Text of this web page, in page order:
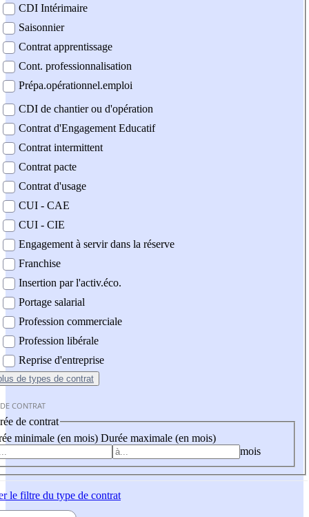
CDI Intérimaire
Saisonnier
Contrat apprentissage
Cont. professionnalisation
Prépa.opérationnel.emploi
CDI de chantier ou d'opération
Contrat d'Engagement Educatif
Contrat intermittent
Contrat pacte
Contrat d'usage
CUI - CAE
CUI - CIE
Engagement à servir dans la réserve
Franchise
Insertion par l'activ.éco.
Portage salarial
Profession commerciale
Profession libérale
Reprise d'entreprise
de types de contrat
CONTRAT
de contrat
minimale (en mois) Durée maximale (en mois)
mois
le filtre du type de contrat